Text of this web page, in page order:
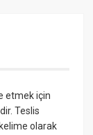
etmek için
Teslis
olarak